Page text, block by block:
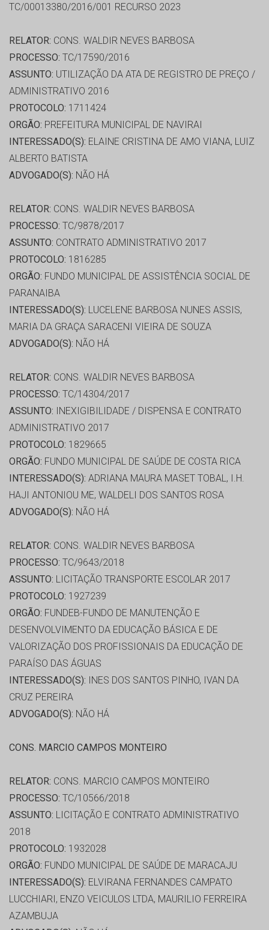
TC/00013380/2016/001 RECURSO 2023
RELATOR: CONS. WALDIR NEVES BARBOSA
PROCESSO: TC/17590/2016
ASSUNTO: UTILIZAÇÃO DA ATA DE REGISTRO DE PREÇO /
ADMINISTRATIVO 2016
PROTOCOLO: 1711424
ORGÃO: PREFEITURA MUNICIPAL DE NAVIRAI
INTERESSADO(S): ELAINE CRISTINA DE AMO VIANA, LUIZ
ALBERTO BATISTA
ADVOGADO(S): NÃO HÁ
RELATOR: CONS. WALDIR NEVES BARBOSA
PROCESSO: TC/9878/2017
ASSUNTO: CONTRATO ADMINISTRATIVO 2017
PROTOCOLO: 1816285
ORGÃO: FUNDO MUNICIPAL DE ASSISTÊNCIA SOCIAL DE
PARANAIBA
INTERESSADO(S): LUCELENE BARBOSA NUNES ASSIS,
MARIA DA GRAÇA SARACENI VIEIRA DE SOUZA
ADVOGADO(S): NÃO HÁ
RELATOR: CONS. WALDIR NEVES BARBOSA
PROCESSO: TC/14304/2017
ASSUNTO: INEXIGIBILIDADE / DISPENSA E CONTRATO
ADMINISTRATIVO 2017
PROTOCOLO: 1829665
ORGÃO: FUNDO MUNICIPAL DE SAÚDE DE COSTA RICA
INTERESSADO(S): ADRIANA MAURA MASET TOBAL, I.H.
HAJI ANTONIOU ME, WALDELI DOS SANTOS ROSA
ADVOGADO(S): NÃO HÁ
RELATOR: CONS. WALDIR NEVES BARBOSA
PROCESSO: TC/9643/2018
ASSUNTO: LICITAÇÃO TRANSPORTE ESCOLAR 2017
PROTOCOLO: 1927239
ORGÃO: FUNDEB-FUNDO DE MANUTENÇÃO E
DESENVOLVIMENTO DA EDUCAÇÃO BÁSICA E DE
VALORIZAÇÃO DOS PROFISSIONAIS DA EDUCAÇÃO DE
PARAÍSO DAS ÁGUAS
INTERESSADO(S): INES DOS SANTOS PINHO, IVAN DA
CRUZ PEREIRA
ADVOGADO(S): NÃO HÁ
CONS. MARCIO CAMPOS MONTEIRO
RELATOR: CONS. MARCIO CAMPOS MONTEIRO
PROCESSO: TC/10566/2018
ASSUNTO: LICITAÇÃO E CONTRATO ADMINISTRATIVO
2018
PROTOCOLO: 1932028
ORGÃO: FUNDO MUNICIPAL DE SAÚDE DE MARACAJU
INTERESSADO(S): ELVIRANA FERNANDES CAMPATO
LUCCHIARI, ENZO VEICULOS LTDA, MAURILIO FERREIRA
AZAMBUJA